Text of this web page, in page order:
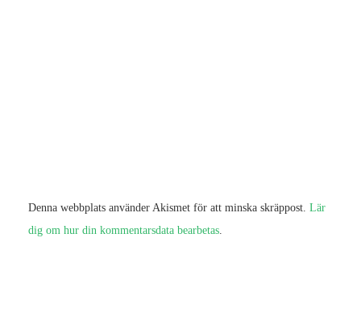
Denna webbplats använder Akismet för att minska skräppost. Lär
dig om hur din kommentarsdata bearbetas